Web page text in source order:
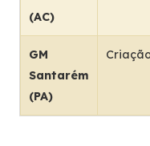
(AC)
GM
Santarém
(PA)